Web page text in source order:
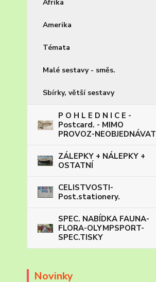
Afrika
Amerika
Témata
Malé sestavy - směs.
Sbírky, větší sestavy
P O H L E D N I C E -
Postcard. - MIMO
PROVOZ-NEOBJEDNÁVAT
ZÁLEPKY + NÁLEPKY +
OSTATNÍ
CELISTVOSTI-
Post.stationery.
SPEC. NABÍDKA FAUNA-
FLORA-OLYMPSPORT-
SPEC.TISKY
Novinky